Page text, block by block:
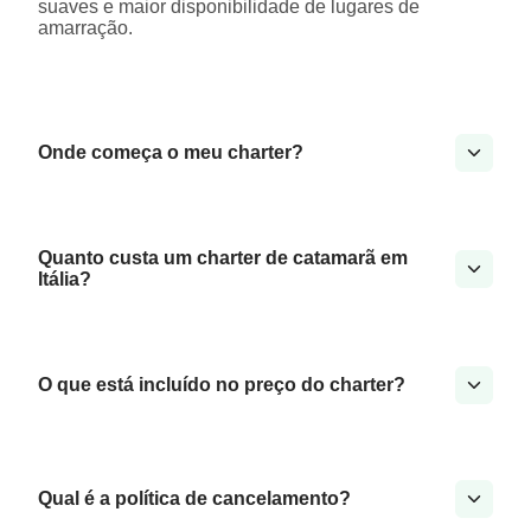
suaves e maior disponibilidade de lugares de
amarração.
Onde começa o meu charter?
Quanto custa um charter de catamarã em
Itália?
O que está incluído no preço do charter?
Qual é a política de cancelamento?